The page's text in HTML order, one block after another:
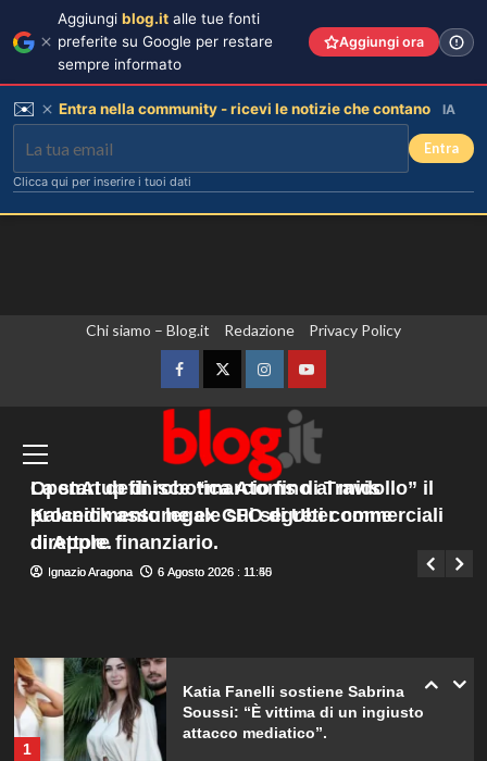
Chi siamo – Blog.it Redazione Privacy Policy
FacebookTwitterInstagramYouTube
Menu
principale
Montenegro, il premier Spajic “Nessun
hub Ue per i rimpatri sul nostro
territorio”
Giuseppe Recca 6 Agosto 2026 : 8:05
OpenAI definisce “marcio fino al midollo” il
procedimento legale sui segreti commerciali
di Apple.
Ignazio Aragona 6 Agosto 2026 : 11:50
La startup di robotica Atoms di Travis
Kalanick assume ex CFO di Uber come
direttore finanziario.
Ignazio Aragona 6 Agosto 2026 : 11:45
Chiara Ferragni risponde alle
critiche: “Il mio peso riflette la mia
felicità”
Annuncio della nascita di Eugenie:
una mancanza rivela le sue priorità
con il terzo bambino.
Temptation Island: Diretta della
1
Katia Fanelli sostiene Sabrina
Soussi: “È vittima di un ingiusto
attacco mediatico”.
Aggiungi blog.it alle tue fonti
preferite su Google per restare
sempre informato
Aggiungi ora
✉️ Entra nella community - ricevi le notizie che contano IA
Entra
Clicca qui per inserire i tuoi dati